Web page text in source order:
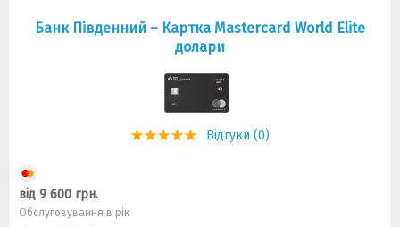
Банк Південний – Картка Mastercard World Elite
долари
Відгуки (0)
від 9 600 грн.
Обслуговування в рік